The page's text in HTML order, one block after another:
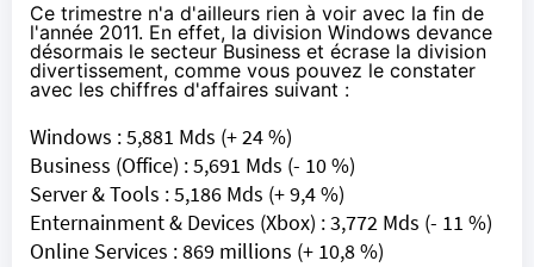
Ce trimestre n'a d'ailleurs rien à voir avec la fin de
l'année 2011. En effet, la division Windows devance
désormais le secteur Business et écrase la division
divertissement, comme vous pouvez le constater
avec les chiffres d'affaires suivant :
Windows : 5,881 Mds (+ 24 %)
Business (Office) : 5,691 Mds (- 10 %)
Server & Tools : 5,186 Mds (+ 9,4 %)
Enternainment & Devices (Xbox) : 3,772 Mds (- 11 %)
Online Services : 869 millions (+ 10,8 %)